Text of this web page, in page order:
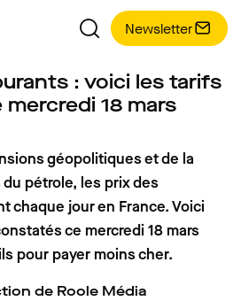
Newsletter
: voici les tarifs
18 mars
géopolitiques et de la
pétrole, les prix des
chaque jour en France. Voici
ce mercredi 18 mars
pour payer moins cher.
de Roole Média